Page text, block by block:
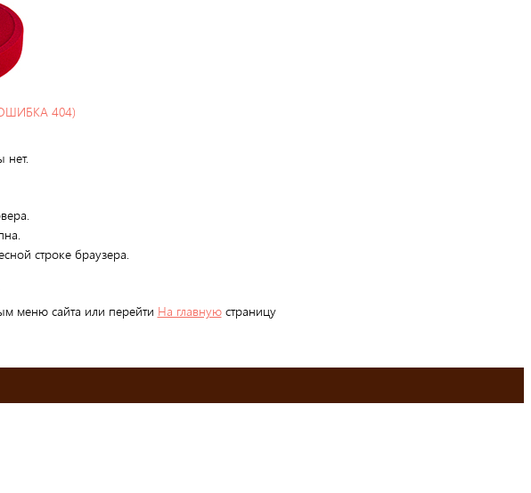
404)
нет.
строке браузера.
меню сайта или перейти На главнуюстраницу